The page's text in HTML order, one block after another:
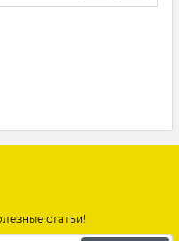
статьи!